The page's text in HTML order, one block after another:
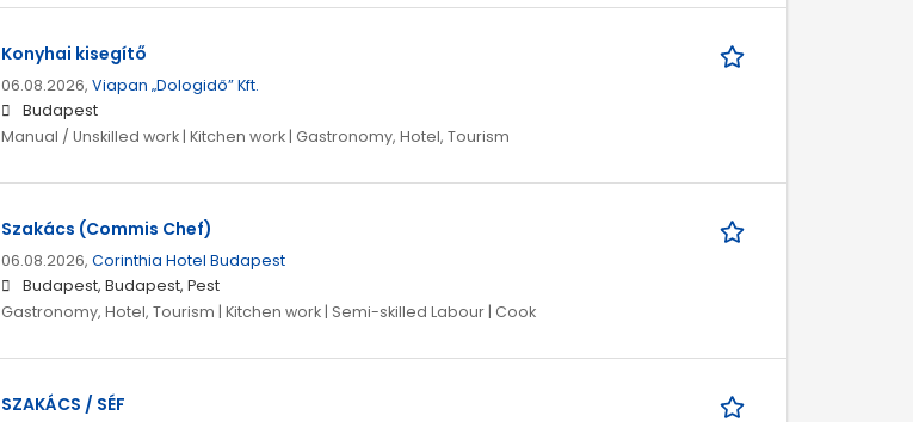
Konyhai kisegítő
06.08.2026, Viapan „Dologidő” Kft.
Budapest
Manual / Unskilled work | Kitchen work | Gastronomy, Hotel, Tourism
Szakács (Commis Chef)
06.08.2026, Corinthia Hotel Budapest
Budapest, Budapest, Pest
Gastronomy, Hotel, Tourism | Kitchen work | Semi-skilled Labour | Cook
SZAKÁCS / SÉF